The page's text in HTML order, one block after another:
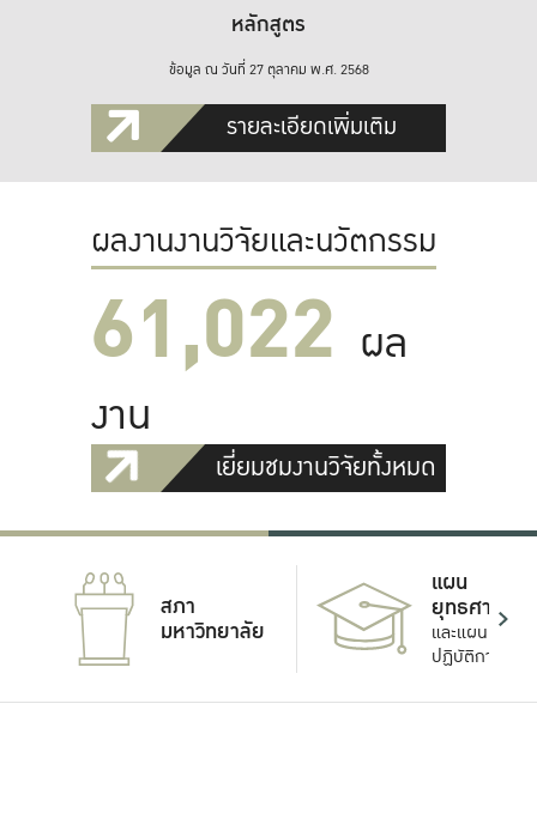
หลักสูตร
ข้อมูล ณ วันที่ 27 ตุลาคม พ.ศ. 2568
รายละเอียดเพิ่มเติม
ผลงานงานวิจัยและนวัตกรรม
61,022 ผล
งาน
เยี่ยมชมงานวิจัยทั้งหมด
สภา
มหาวิทยาลัย
แผน
ยุทธศาสตร์
และแผน
ปฏิบัติการ